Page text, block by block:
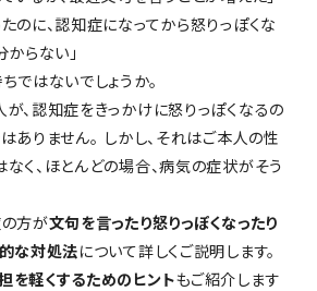
建築候補地募集のお知らせ
実務経験証明書発行の
重要事項説明書・
情報開示事項一覧
プライバシーポリシー
採用情報
TOP
トップページ
のに、認知症になってから怒りっぽくな
からない」
ではないでしょうか。
、認知症をきっかけに怒りっぽくなるの
ありません。 しかし、それはご本人の性
く、ほとんどの場合、病気の症状がそう
方が文句を言ったり怒りっぽくなったり
な対処法について詳しくご説明します。
を軽くするためのヒントもご紹介します